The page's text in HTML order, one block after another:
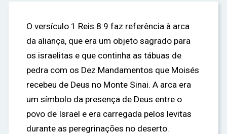
O versículo 1 Reis 8:9 faz referência à arca
da aliança, que era um objeto sagrado para
os israelitas e que continha as tábuas de
pedra com os Dez Mandamentos que Moisés
recebeu de Deus no Monte Sinai. A arca era
um símbolo da presença de Deus entre o
povo de Israel e era carregada pelos levitas
durante as peregrinações no deserto.